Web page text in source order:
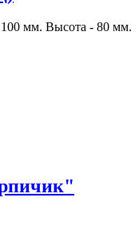
мм. Высота - 80 мм.